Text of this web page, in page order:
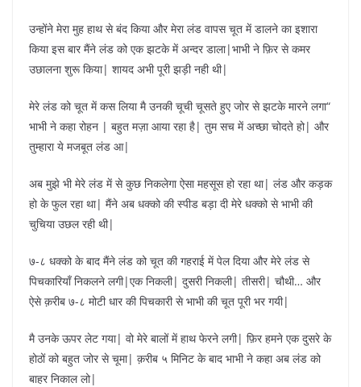
उन्होंने मेरा मुह हाथ से बंद किया और मेरा लंड वापस चूत में डालने का इशारा
किया इस बार मैंने लंड को एक झटके में अन्दर डाला|भाभी ने फ़िर से कमर
उछालना शुरू किया| शायद अभी पूरी झड़ी नही थी|
मेरे लंड को चूत में कस लिया मै उनकी चूची चूसते हुए जोर से झटके मारने लगा“
भाभी ने कहा रोहन | बहुत मज़ा आया रहा है| तुम सच में अच्छा चोदते हो| और
तुम्हारा ये मजबूत लंड आ|
अब मुझे भी मेरे लंड में से कुछ निकलेगा ऐसा महसूस हो रहा था| लंड और कड़क
हो के फुल रहा था| मैंने अब धक्को की स्पीड बड़ा दी मेरे धक्को से भाभी की
चुचिया उछल रही थी|
७-८ धक्को के बाद मैंने लंड को चूत की गहराई में पेल दिया और मेरे लंड से
पिचकारियाँ निकलने लगी|एक निकली| दुसरी निकली| तीसरी| चौथी… और
ऐसे क़रीब ७-८ मोटी धार की पिचकारी से भाभी की चूत पूरी भर गयी|
मै उनके ऊपर लेट गया| वो मेरे बालों में हाथ फेरने लगी| फ़िर हमने एक दुसरे के
होठों को बहुत जोर से चूमा| क़रीब ५ मिनिट के बाद भाभी ने कहा अब लंड को
बाहर निकाल लो|